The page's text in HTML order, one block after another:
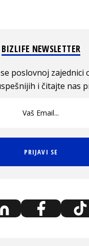
BIZLIFE NEWSLETTER
poslovnoj zajednici
i čitajte nas
PRIJAVI SE